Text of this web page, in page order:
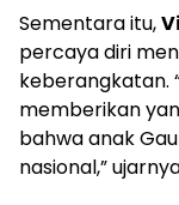
Sementara itu,
percaya diri
keberangkatan.
memberikan
bahwa anak
nasional,”